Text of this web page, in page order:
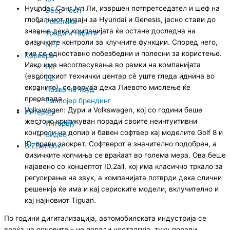
Deep Tech
Роботика
Уреди и гаџети
NFT
Кариера
HR
EB
Пазар на труд
Емплојер брендинг
Интервју
Интервју
Видео
BIZBendovi
Hyundai: СангЈуп Ли, извршен потпретседател и шеф на
глобалниот дизајн за Hyundai и Genesis, јасно стави до
знаење дека компанијата ќе остане доследна на
физичките контроли за клучните функции. Според него,
тие се едноставно побезбедни и полесни за користење.
Иако има несогласувања во рамки на компанијата
(европскиот технички центар сè уште гледа иднина во
екраните), се верува дека Лиевото мислење ќе
преовлада.
Volkswagen: Дури и Volkswagen, кој со години беше
жестоко критикуван поради своите неинтуитивни
контроли на допир и бавен софтвер кај моделите Golf 8 и
ID, прави заокрет. Софтверот е значително подобрен, а
физичките копчиња се враќаат во голема мера. Ова беше
најавено со концептот ID.2all, кој има класично тркало за
регулирање на звук, а компанијата потврди дека слични
решенија ќе има и кај сериските модели, вклучително и
кај најновиот Tiguan.
По години дигитализација, автомобилската индустрија се